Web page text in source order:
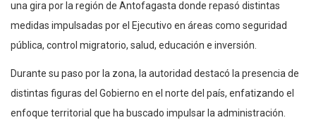
una gira por la región de Antofagasta donde repasó distintas
medidas impulsadas por el Ejecutivo en áreas como seguridad
pública, control migratorio, salud, educación e inversión.
Durante su paso por la zona, la autoridad destacó la presencia de
distintas figuras del Gobierno en el norte del país, enfatizando el
enfoque territorial que ha buscado impulsar la administración.